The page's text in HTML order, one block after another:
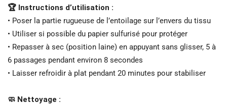
🏆 Instructions d’utilisation :
• Poser la partie rugueuse de l’entoilage sur l’envers du tissu
• Utiliser si possible du papier sulfurisé pour protéger
• Repasser à sec (position laine) en appuyant sans glisser, 5 à
6 passages pendant environ 8 secondes
• Laisser refroidir à plat pendant 20 minutes pour stabiliser
🧼 Nettoyage :